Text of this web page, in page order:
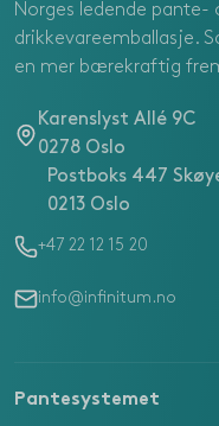
Norges ledende pante-
drikkevareemballasje.
en mer bærekraftig
Karenslyst Allé 9C
0278 Oslo
Postboks 447
0213 Oslo
+47 22 12 15 20
info@infinitum.no
Pantesystemet